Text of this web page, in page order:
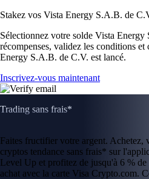
Stakez vos Vista Energy S.A.B. de
Sélectionnez votre solde Vista
récompenses, validez les conditions
Energy S.A.B. de C.V. est lancé.
Inscrivez-vous maintenant
Trading sans frais*
Faites fructifier votre argent. Achetez,
cryptos tendance sans frais* sur
Level Up et profitez de jusqu'à 6 % de
achat avec la carte Visa Crypto.com.